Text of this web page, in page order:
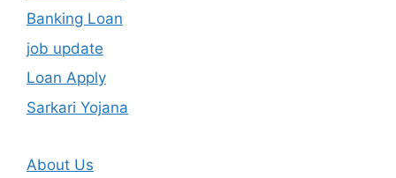
Banking Loan
job update
Loan Apply
Sarkari Yojana
About Us